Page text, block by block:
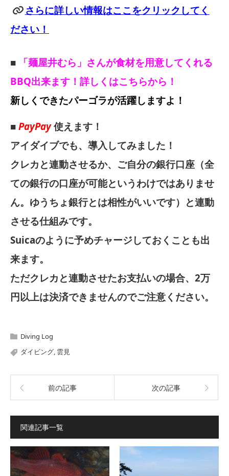
さらに詳しい情報はここをクリックしてく
ださい！
■
「麺屋井むら」さんが食材を用意してくれる
BBQ出来ます！詳しくはこちらから！
新しくできたパーゴラが活躍しますよ！
■ PayPay使えます！
アイダイブでも、導入してみました！
クレカと連動させるか、ご自分の銀行口座（全
ての銀行の口座が可能というわけではありませ
ん。ゆうちょ銀行とは相性がいいです）と連動
させる仕組みです。
Suicaのように予めチャージしておくことも出
来ます。
ただクレカと連動させたお支払いの場合、2万
円以上は決済できませんのでご注意ください。
Diving Log
ダイビング 雲見
前の記事 次の記事
関連記事一覧